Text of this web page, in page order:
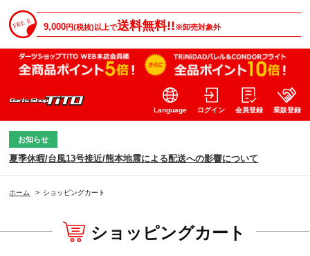
9,000円(税抜)以上で送料無料!!※卸売対象外
Language ログイン 会員登録 業販登録
お知らせ
夏季休暇/台風13号接近/熊本地震による配送への影響について
ホーム > ショッピングカート
ショッピングカート